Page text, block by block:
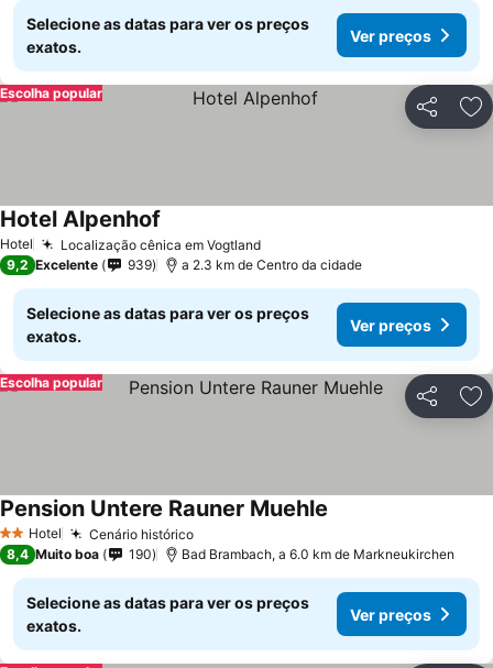
Selecione as datas para ver os preços
exatos.
Ver preços
Partilhar
Escolha popular
Hotel Localização cênica em Vogtland
Hotel Alpenhof
9,2 Excelente 939 a 2.3 km de Centro da cidade
Selecione as datas para ver os preços
exatos.
Ver preços
Partilhar
Escolha popular
2 Estrelas
Hotel Cenário histórico
Pension Untere Rauner Muehle
8,4 Muito boa 190 Bad Brambach, a 6.0 km de Markneukirchen
Selecione as datas para ver os preços
exatos.
Ver preços